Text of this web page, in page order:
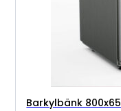
Barkylbänk